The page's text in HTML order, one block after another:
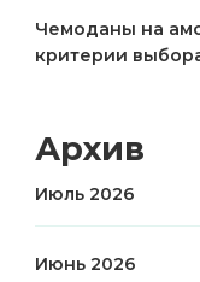
Чемоданы на
критерии
Архив
Июль 2026
Июнь 2026